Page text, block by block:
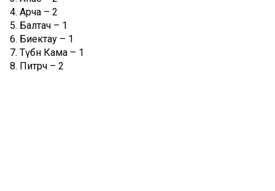
4. Арча – 2
5. Балтач – 1
6. Биектау – 1
7. Түбән Кама – 1
8. Питрәч – 2